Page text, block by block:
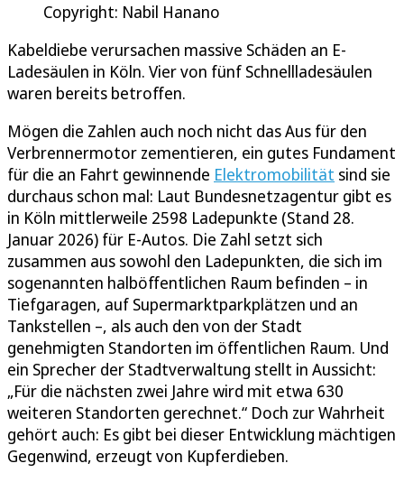
Copyright: Nabil Hanano
Kabeldiebe verursachen massive Schäden an E-
Ladesäulen in Köln. Vier von fünf Schnellladesäulen
waren bereits betroffen.
Mögen die Zahlen auch noch nicht das Aus für den
Verbrennermotor zementieren, ein gutes Fundament
für die an Fahrt gewinnende Elektromobilität sind sie
durchaus schon mal: Laut Bundesnetzagentur gibt es
in Köln mittlerweile 2598 Ladepunkte (Stand 28.
Januar 2026) für E-Autos. Die Zahl setzt sich
zusammen aus sowohl den Ladepunkten, die sich im
sogenannten halböffentlichen Raum befinden – in
Tiefgaragen, auf Supermarktparkplätzen und an
Tankstellen –, als auch den von der Stadt
genehmigten Standorten im öffentlichen Raum. Und
ein Sprecher der Stadtverwaltung stellt in Aussicht:
„Für die nächsten zwei Jahre wird mit etwa 630
weiteren Standorten gerechnet.“ Doch zur Wahrheit
gehört auch: Es gibt bei dieser Entwicklung mächtigen
Gegenwind, erzeugt von Kupferdieben.